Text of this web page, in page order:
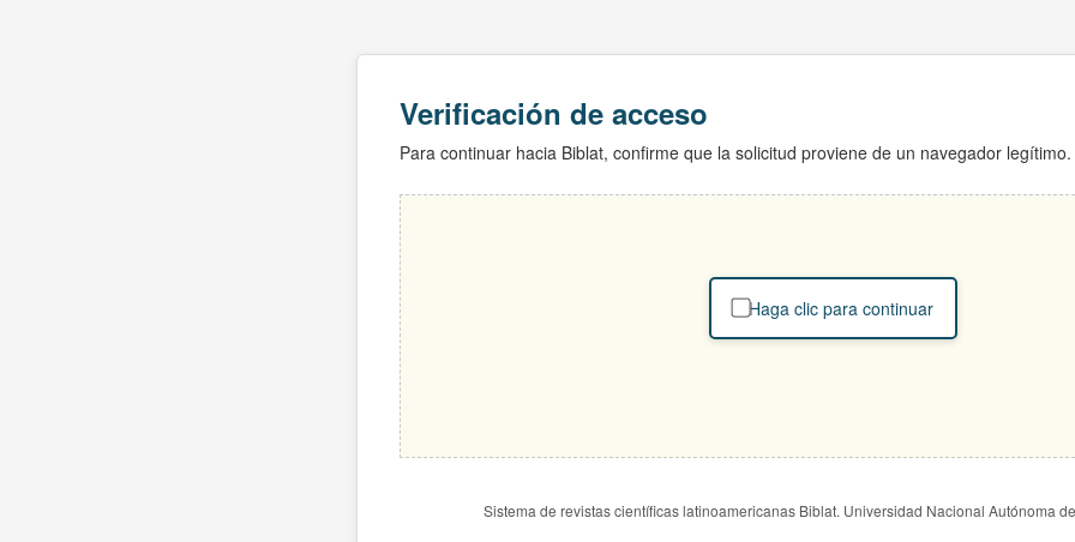
Verificación de acceso
Para continuar hacia Biblat, confirme que la solicitud proviene de un navegador legítimo.
Haga clic para continuar
Sistema de revistas científicas latinoamericanas Biblat. Universidad Nacional Autónoma